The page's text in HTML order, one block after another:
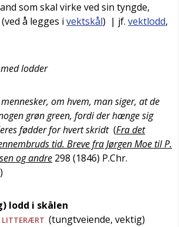
som skal virke ved sin tyngde,
å legges i vektskål) | jf. vektlodd,
lodder
om hvem, man siger, at de
grøn green, fordi der hænge sig
fødder for hvert skridt (Fra det
tid. Breve fra Jørgen Moe til P.
og andre 298 (1846) P.Chr.
)
lodd i skålen
LITTERÆRT (tungtveiende, vektig)